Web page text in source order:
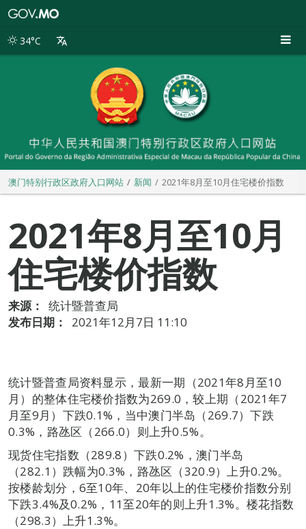
别
34°C
澳门特别行政区政府入口网站 新闻 2021年8月至10月住宅楼价指数
2021年8月至10月
住宅楼价指数
来源：
统计暨普查局
发布日期：
2021年12月7日 11:10
统计暨普查局资料显示，最新一期（2021年8月至10
月）的整体住宅楼价指数为269.0，较上期（2021年7
月至9月）下跌0.1%，当中澳门半岛（269.7）下跌
0.3%，路氹区（266.0）则上升0.5%。
现货住宅指数（289.8）下跌0.2%，澳门半岛
（282.1）跌幅为0.3%，路氹区（320.9）上升0.2%。
按楼龄划分，6至10年、20年以上的住宅楼价指数分别
下跌3.4%及0.2%，11至20年的则上升1.3%。楼花指数
（298.3）上升1.3%。